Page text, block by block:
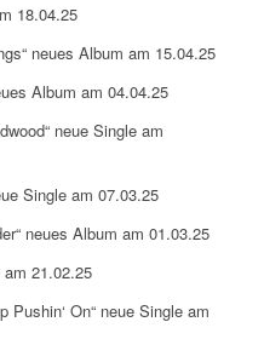
18.04.25
neues Album am 15.04.25
Album am 04.04.25
neue Single am
Single am 07.03.25
neues Album am 01.03.25
am 21.02.25
Pushin‘ On“ neue Single am